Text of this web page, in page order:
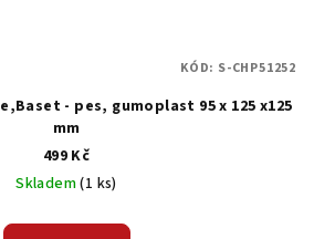
- pes, gumoplast 95 x 125 x125
mm
499 Kč
Skladem(1 ks)
KÓD: S-CHP51252